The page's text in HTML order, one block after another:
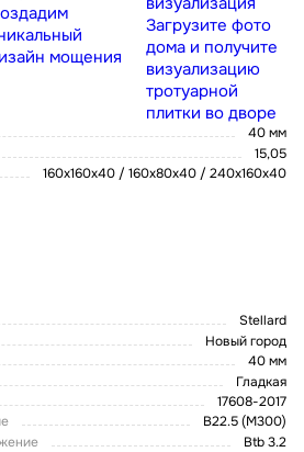
мощения
Загрузите фото
дома и получите
визуализацию
тротуарной
плитки во дворе
40 мм
15,05
160х160х40 / 160х80х40 / 240х160х40
Stellard
Новый город
40 мм
Гладкая
17608-2017
B22.5 (M300)
Btb 3.2